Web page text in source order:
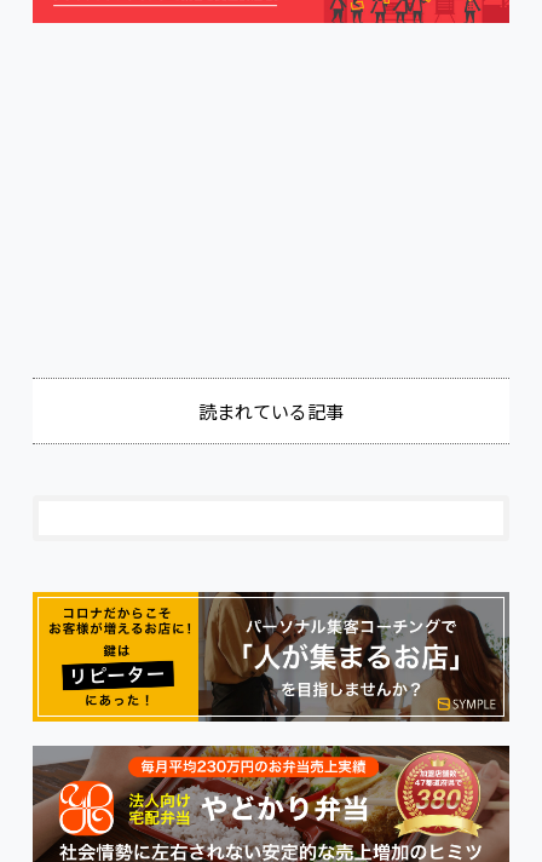
読まれている記事